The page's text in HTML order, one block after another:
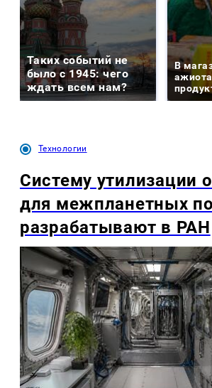
Таких событий не
было с 1945: чего
ждать всем нам?
В
Технологии
Систему утилизации
для межпланетных
разрабатывают в РАН